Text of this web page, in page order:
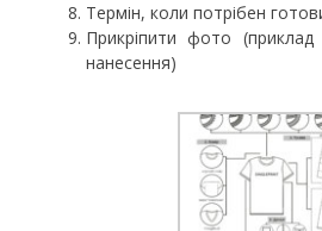
Термін, коли потрібен
Прикріпити фото
нанесення)